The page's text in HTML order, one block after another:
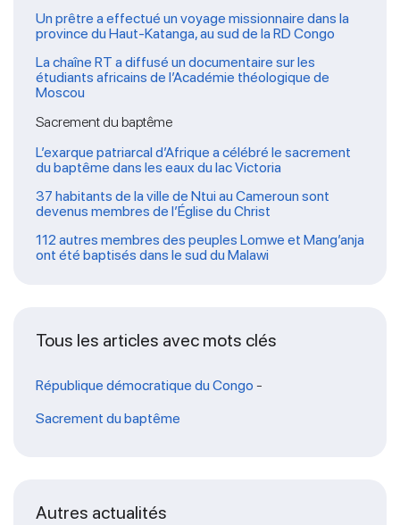
Un prêtre a effectué un voyage missionnaire dans la
province du Haut-Katanga, au sud de la RD Congo
La chaîne RT a diffusé un documentaire sur les
étudiants africains de l’Académie théologique de
Moscou
Sacrement du baptême
L’exarque patriarcal d’Afrique a célébré le sacrement
du baptême dans les eaux du lac Victoria
37 habitants de la ville de Ntui au Cameroun sont
devenus membres de l’Église du Christ
112 autres membres des peuples Lomwe et Mang’anja
ont été baptisés dans le sud du Malawi
Tous les articles avec mots clés
République démocratique du Congo -
Sacrement du baptême
Autres actualités